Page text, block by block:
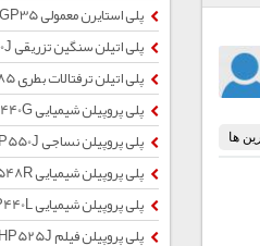
پلی استایرن معمولی GP35
پلی اتیلن سنگین تزریقی 2200J
پلی اتیلن ترفتالات بطری BG785
پلی پروپیلن شیمیایی EP440G
پلی پروپیلن نساجی HP550J
پلی پروپیلن شیمیایی EP548R
پلی پروپیلن شیمیایی EP440L
پلی پروپیلن فیلم HP525J